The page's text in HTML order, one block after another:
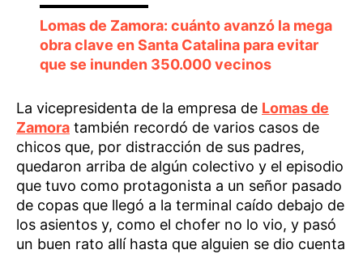
Lomas de Zamora: cuánto avanzó la mega
obra clave en Santa Catalina para evitar
que se inunden 350.000 vecinos
La vicepresidenta de la empresa de Lomas de
Zamora también recordó de varios casos de
chicos que, por distracción de sus padres,
quedaron arriba de algún colectivo y el episodio
que tuvo como protagonista a un señor pasado
de copas que llegó a la terminal caído debajo de
los asientos y, como el chofer no lo vio, y pasó
un buen rato allí hasta que alguien se dio cuenta